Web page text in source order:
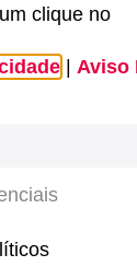
clique no
Aviso